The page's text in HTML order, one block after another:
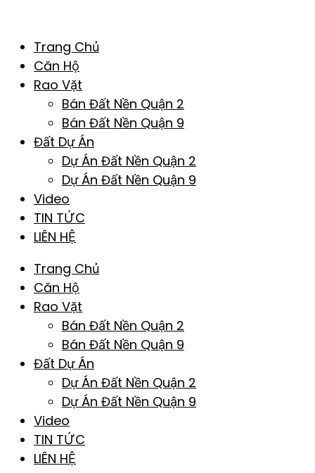
Trang Chủ
Căn Hộ
Rao Vặt
Bán Đất Nền Quận 2
Bán Đất Nền Quận 9
Đất Dự Án
Dự Án Đất Nền Quận 2
Dự Án Đất Nền Quận 9
Video
TIN TỨC
LIÊN HỆ
Trang Chủ
Căn Hộ
Rao Vặt
Bán Đất Nền Quận 2
Bán Đất Nền Quận 9
Đất Dự Án
Dự Án Đất Nền Quận 2
Dự Án Đất Nền Quận 9
Video
TIN TỨC
LIÊN HỆ